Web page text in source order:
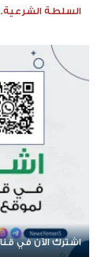
السلطة
اشترك الآن في